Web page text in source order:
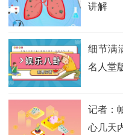
讲解
细节满
名人堂
记者：
心几天